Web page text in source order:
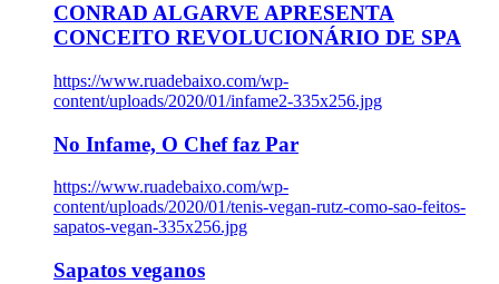
CONRAD ALGARVE APRESENTA
CONCEITO REVOLUCIONÁRIO DE SPA
https://www.ruadebaixo.com/wp-
content/uploads/2020/01/infame2-335x256.jpg
No Infame, O Chef faz Par
https://www.ruadebaixo.com/wp-
content/uploads/2020/01/tenis-vegan-rutz-como-sao-feitos-
sapatos-vegan-335x256.jpg
Sapatos veganos